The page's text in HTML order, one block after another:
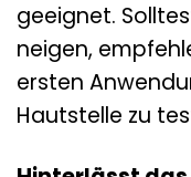
geeignet.
neigen,
ersten
Hautstelle zu